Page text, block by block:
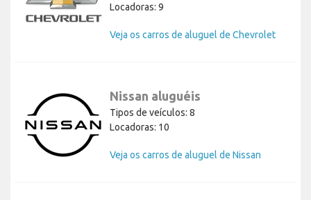
Locadoras: 9
Veja os carros de aluguel de Chevrolet
Nissan aluguéis
Tipos de veículos: 8
Locadoras: 10
Veja os carros de aluguel de Nissan